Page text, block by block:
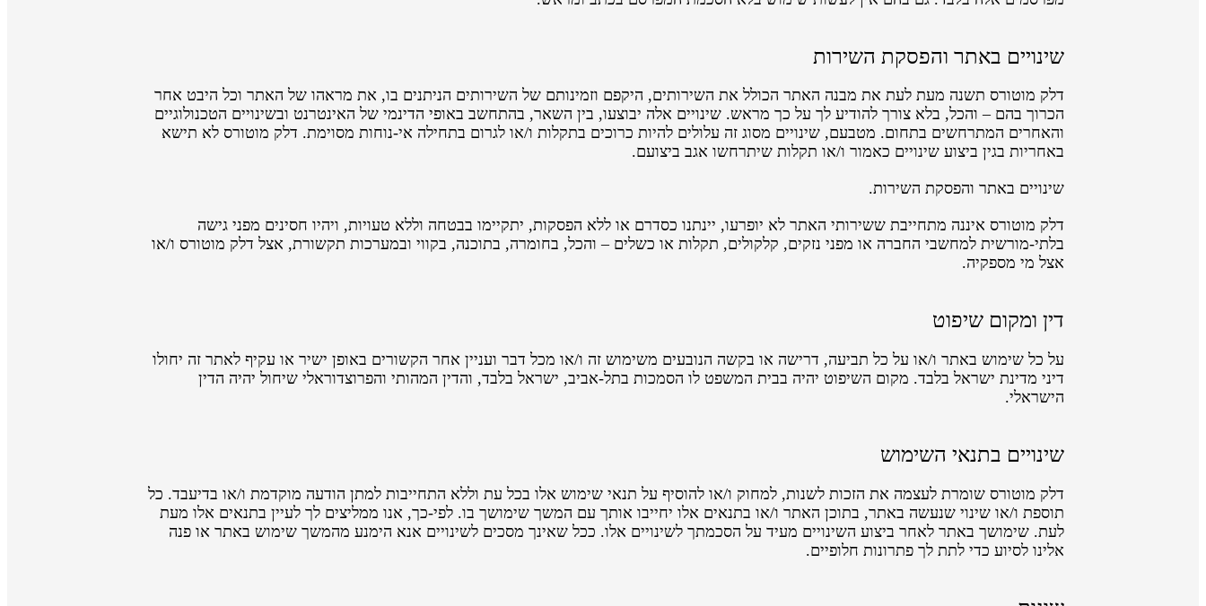
שינויים באתר והפסקת השירות
דלק מוטורס תשנה מעת לעת את מבנה האתר הכולל את השירותים, היקפם וזמינותם של השירותים הניתנים בו, את מראהו של האתר וכל היבט אחר
הכרוך בהם – והכל, בלא צורך להודיע לך על כך מראש. שינויים אלה יבוצעו, בין השאר, בהתחשב באופי הדינמי של האינטרנט ובשינויים הטכנולוגיים
והאחרים המתרחשים בתחום. מטבעם, שינויים מסוג זה עלולים להיות כרוכים בתקלות ו/או לגרום בתחילה אי-נוחות מסוימת. דלק מוטורס לא תישא
באחריות בגין ביצוע שינויים כאמור ו/או תקלות שיתרחשו אגב ביצועם.
שינויים באתר והפסקת השירות.
דלק מוטורס איננה מתחייבת ששירותי האתר לא יופרעו, יינתנו כסדרם או ללא הפסקות, יתקיימו בבטחה וללא טעויות, ויהיו חסינים מפני גישה
בלתי-מורשית למחשבי החברה או מפני נזקים, קלקולים, תקלות או כשלים – והכל, בחומרה, בתוכנה, בקווי ובמערכות תקשורת, אצל דלק מוטורס ו/או
אצל מי מספקיה.
דין ומקום שיפוט
על כל שימוש באתר ו/או על כל תביעה, דרישה או בקשה הנובעים משימוש זה ו/או מכל דבר ועניין אחר הקשורים באופן ישיר או עקיף לאתר זה יחולו
דיני מדינת ישראל בלבד. מקום השיפוט יהיה בבית המשפט לו הסמכות בתל-אביב, ישראל בלבד, והדין המהותי והפרוצדוראלי שיחול יהיה הדין
הישראלי.
שינויים בתנאי השימוש
דלק מוטורס שומרת לעצמה את הזכות לשנות, למחוק ו/או להוסיף על תנאי שימוש אלו בכל עת וללא התחייבות למתן הודעה מוקדמת ו/או בדיעבד. כל
תוספת ו/או שינוי שנעשה באתר, בתוכן האתר ו/או בתנאים אלו יחייבו אותך עם המשך שימושך בו. לפי-כך, אנו ממליצים לך לעיין בתנאים אלו מעת
לעת. שימושך באתר לאחר ביצוע השינויים מעיד על הסכמתך לשינויים אלו. ככל שאינך מסכים לשינויים אנא הימנע מהמשך שימוש באתר או פנה
אלינו לסיוע כדי לתת לך פתרונות חלופיים.